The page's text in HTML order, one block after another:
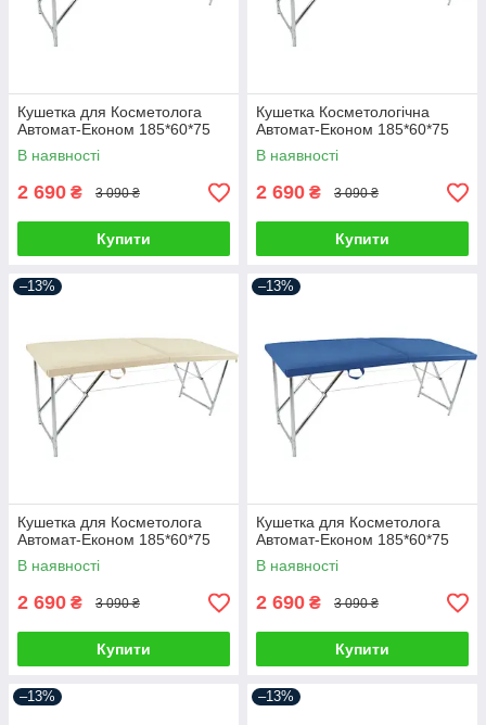
Кушетка для Косметолога
Автомат-Економ 185*60*75
В наявності
2 690 ₴ 3 090 ₴
Купити
Кушетка Косметологічна
Автомат-Економ 185*60*75
В наявності
2 690 ₴ 3 090 ₴
Купити
–13%
Кушетка для Косметолога
Автомат-Економ 185*60*75
В наявності
2 690 ₴ 3 090 ₴
Купити
–13%
Кушетка для Косметолога
Автомат-Економ 185*60*75
В наявності
2 690 ₴ 3 090 ₴
Купити
–13% –13%